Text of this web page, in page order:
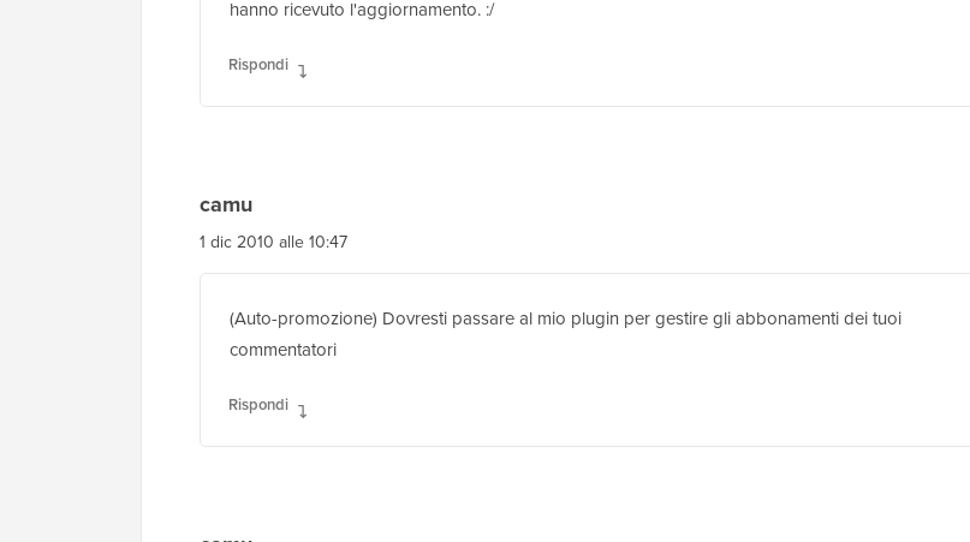
hanno ricevuto l'aggiornamento. :/
Rispondi
camu
1 dic 2010 alle 10:47
(Auto-promozione) Dovresti passare al mio plugin per gestire gli abbonamenti dei tuoi
commentatori
Rispondi